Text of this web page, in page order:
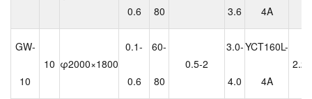
0.6 80 3.6 4A
GW-
10
10 φ2000×1800
0.1-
0.6
60-
80
0.5-2
3.0-
4.0
YCT160L-
4A
2.2